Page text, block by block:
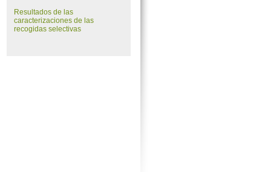
Resultados de las
caracterizaciones de las
recogidas selectivas